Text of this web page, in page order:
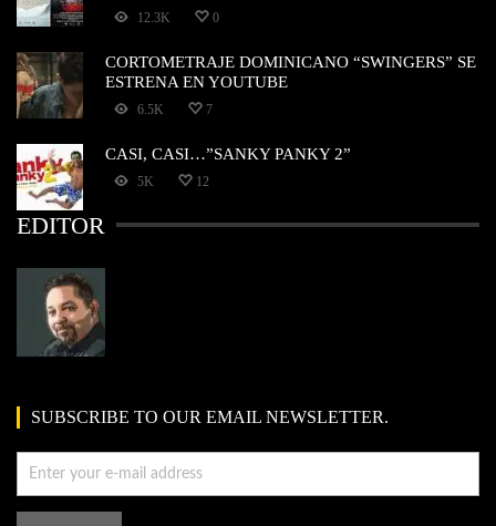
12.3K 0
CORTOMETRAJE DOMINICANO “SWINGERS” SE
ESTRENA EN YOUTUBE
6.5K 7
CASI, CASI…”SANKY PANKY 2”
5K 12
EDITOR
SUBSCRIBE TO OUR EMAIL NEWSLETTER.